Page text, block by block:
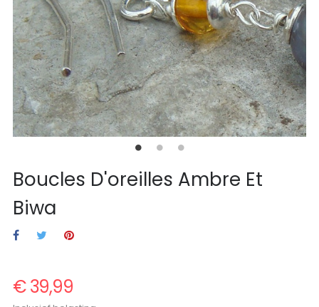
Boucles D'oreilles Ambre Et
Biwa
€ 39,99